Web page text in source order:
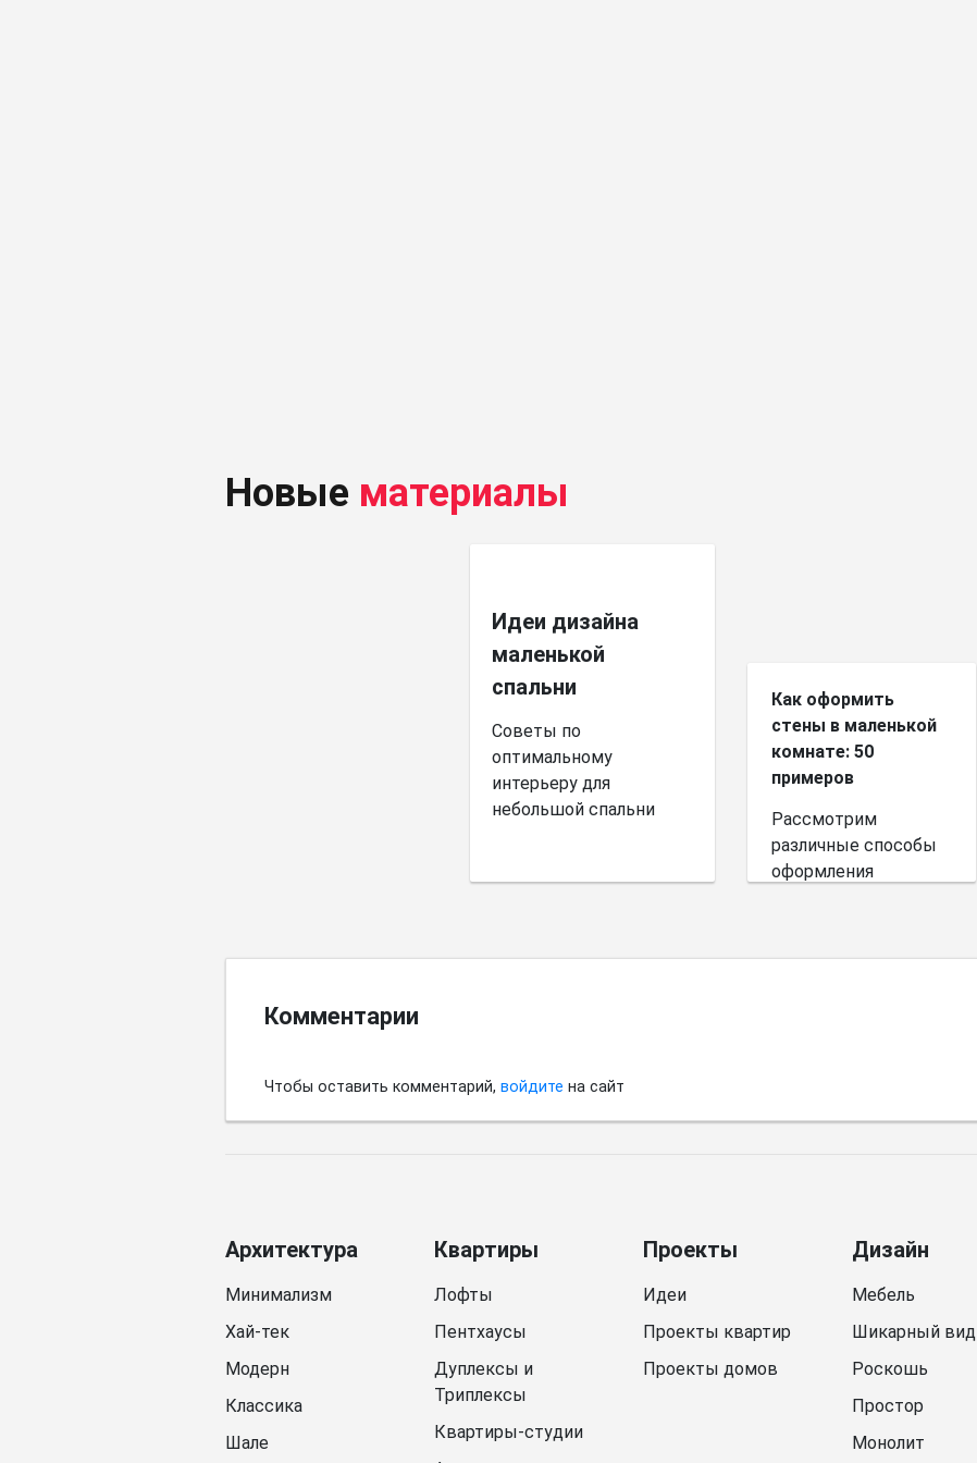
Новые материалы
Идеи дизайна
маленькой
спальни
Советы по
оптимальному
интерьеру для
небольшой спальни
Как оформить
стены в маленькой
комнате: 50
примеров
Рассмотрим
различные способы
оформления
Комментарии
Чтобы оставить комментарий, войдите на сайт
Архитектура
Минимализм
Хай-тек
Модерн
Классика
Шале
Квартиры
Лофты
Пентхаусы
Дуплексы и
Триплексы
Квартиры-студии
Проекты
Идеи
Проекты квартир
Проекты домов
Дизайн
Мебель
Шикарный вид
Роскошь
Простор
Монолит